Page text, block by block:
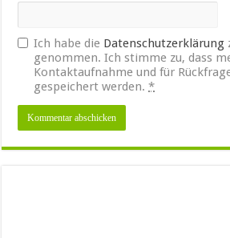
Ich habe die Datenschutzerklärung
genommen. Ich stimme zu, dass
Kontaktaufnahme und für
gespeichert werden.*